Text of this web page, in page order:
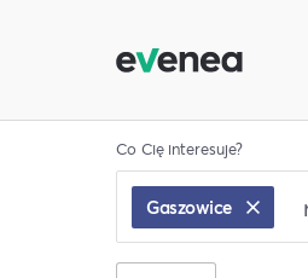
Co Cię interesuje?
Gaszowice